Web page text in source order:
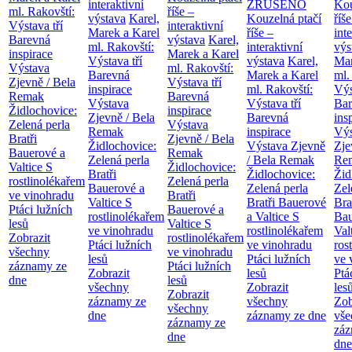
ml. Rakovští:
Výstava tří
Barevná
inspirace
Výstava
Zjevně / Bela
Remak
Židlochovice:
Zelená perla
Bratři
Bauerové a
Valtice S
rostlinolékařem
ve vinohradu
Ptáci lužních
lesů
Zobrazit
všechny
záznamy ze
dne
interaktivní
výstava Karel,
Marek a Karel
ml. Rakovští:
Výstava tří
Barevná
inspirace
Výstava
Zjevně / Bela
Remak
Židlochovice:
Zelená perla
Bratři
Bauerové a
Valtice S
rostlinolékařem
ve vinohradu
Ptáci lužních
lesů
Zobrazit
všechny
záznamy ze
dne
říše –
interaktivní
výstava Karel,
Marek a Karel
ml. Rakovští:
Výstava tří
Barevná
inspirace
Výstava
Zjevně / Bela
Remak
Židlochovice:
Zelená perla
Bratři
Bauerové a
Valtice S
rostlinolékařem
ve vinohradu
Ptáci lužních
lesů
Zobrazit
všechny
záznamy ze
dne
ZRUŠENO
Kouzelná ptačí
říše –
interaktivní
výstava Karel,
Marek a Karel
ml. Rakovští:
Výstava tří
Barevná
inspirace
Výstava Zjevně
/ Bela Remak
Židlochovice:
Zelená perla
Bratři Bauerové
a Valtice S
rostlinolékařem
ve vinohradu
Ptáci lužních
lesů
Zobrazit
všechny
záznamy ze dne
ml.
ve
dne